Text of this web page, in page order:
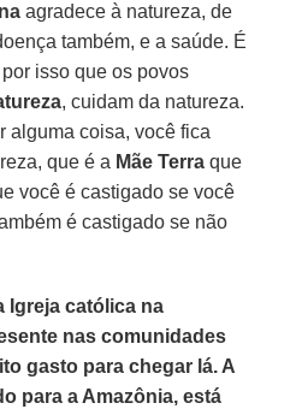
agradece à natureza, de
também, e a saúde. É
isso que os povos
, cuidam da natureza.
alguma coisa, você fica
que é a Mãe Terra que
você é castigado se você
é castigado se não
Igreja católica na
nas comunidades
gasto para chegar lá. A
para a Amazônia, está